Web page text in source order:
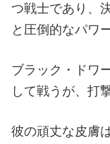
つ戦士であり、
と圧倒的なパワ
ブラック・ドワ
して戦うが、打
彼の頑丈な皮膚